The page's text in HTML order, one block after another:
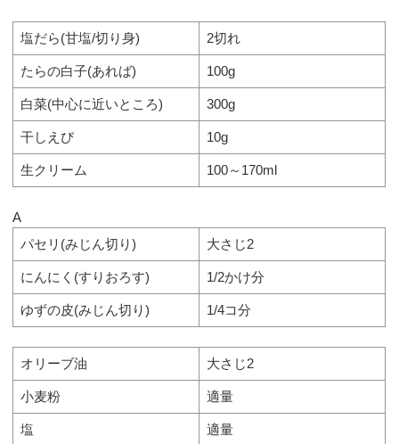
塩だら(甘塩/切り身) 2切れ
たらの白子(あれば) 100g
白菜(中心に近いところ) 300g
干しえび 10g
生クリーム 100～170ml
A
パセリ(みじん切り)
大さじ2
にんにく(すりおろす) 1/2かけ分
ゆずの皮(みじん切り) 1/4コ分
オリーブ油 大さじ2
小麦粉 適量
塩 適量